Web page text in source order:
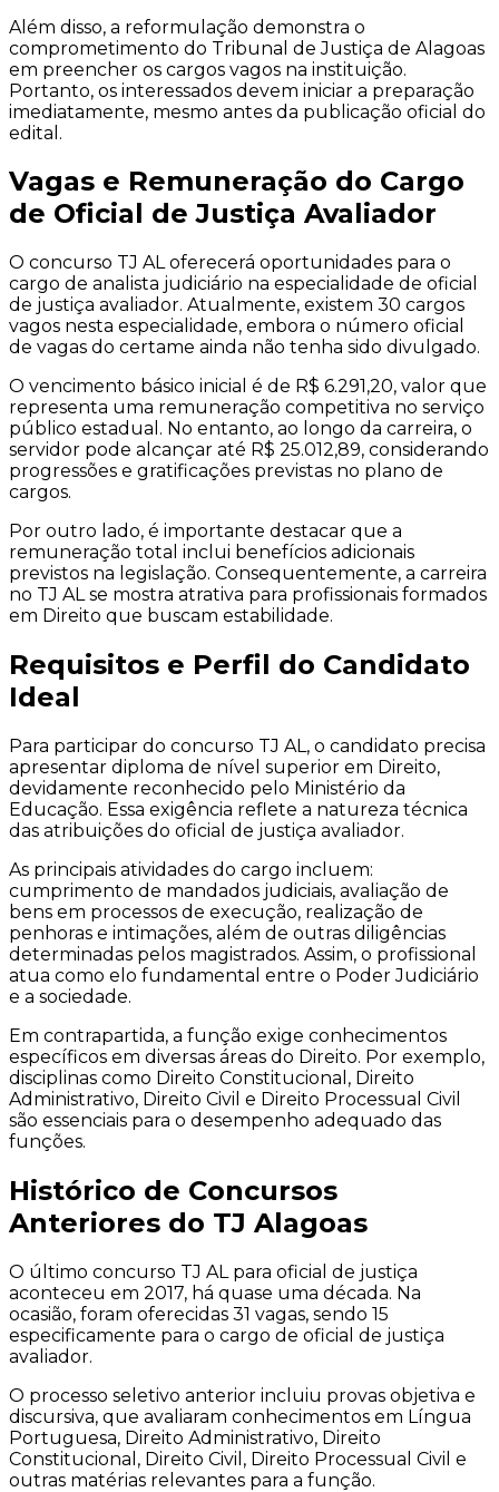
Além disso, a reformulação demonstra o
comprometimento do Tribunal de Justiça de Alagoas
em preencher os cargos vagos na instituição.
Portanto, os interessados devem iniciar a preparação
imediatamente, mesmo antes da publicação oficial do
edital.
Vagas e Remuneração do Cargo
de Oficial de Justiça Avaliador
O concurso TJ AL oferecerá oportunidades para o
cargo de analista judiciário na especialidade de oficial
de justiça avaliador. Atualmente, existem 30 cargos
vagos nesta especialidade, embora o número oficial
de vagas do certame ainda não tenha sido divulgado.
O vencimento básico inicial é de R$ 6.291,20, valor que
representa uma remuneração competitiva no serviço
público estadual. No entanto, ao longo da carreira, o
servidor pode alcançar até R$ 25.012,89, considerando
progressões e gratificações previstas no plano de
cargos.
Por outro lado, é importante destacar que a
remuneração total inclui benefícios adicionais
previstos na legislação. Consequentemente, a carreira
no TJ AL se mostra atrativa para profissionais formados
em Direito que buscam estabilidade.
Requisitos e Perfil do Candidato
Ideal
Para participar do concurso TJ AL, o candidato precisa
apresentar diploma de nível superior em Direito,
devidamente reconhecido pelo Ministério da
Educação. Essa exigência reflete a natureza técnica
das atribuições do oficial de justiça avaliador.
As principais atividades do cargo incluem:
cumprimento de mandados judiciais, avaliação de
bens em processos de execução, realização de
penhoras e intimações, além de outras diligências
determinadas pelos magistrados. Assim, o profissional
atua como elo fundamental entre o Poder Judiciário
e a sociedade.
Em contrapartida, a função exige conhecimentos
específicos em diversas áreas do Direito. Por exemplo,
disciplinas como Direito Constitucional, Direito
Administrativo, Direito Civil e Direito Processual Civil
são essenciais para o desempenho adequado das
funções.
Histórico de Concursos
Anteriores do TJ Alagoas
O último concurso TJ AL para oficial de justiça
aconteceu em 2017, há quase uma década. Na
ocasião, foram oferecidas 31 vagas, sendo 15
especificamente para o cargo de oficial de justiça
avaliador.
O processo seletivo anterior incluiu provas objetiva e
discursiva, que avaliaram conhecimentos em Língua
Portuguesa, Direito Administrativo, Direito
Constitucional, Direito Civil, Direito Processual Civil e
outras matérias relevantes para a função.